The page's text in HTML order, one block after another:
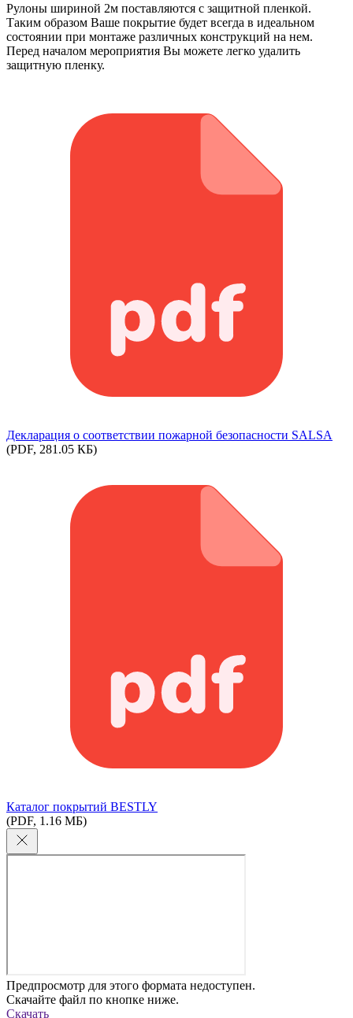
Рулоны шириной 2м поставляются с защитной пленкой.
Таким образом Ваше покрытие будет всегда в идеальном
состоянии при монтаже различных конструкций на нем.
Перед началом мероприятия Вы можете легко удалить
защитную пленку.
Декларация о соответствии пожарной безопасности SALSA
(PDF, 281.05 КБ)
Каталог покрытий BESTLY
(PDF, 1.16 МБ)
Предпросмотр для этого формата недоступен.
Скачайте файл по кнопке ниже.
Скачать